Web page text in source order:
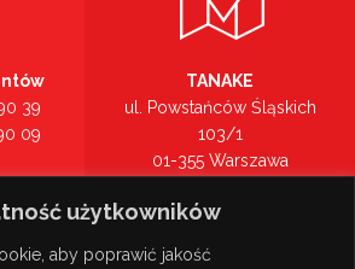
użytkowników
aby poprawić jakość
39
09
00
TANAKE
ul. Powstańców Śląskich
103/1
01-355 Warszawa
Zobacz na mapie >